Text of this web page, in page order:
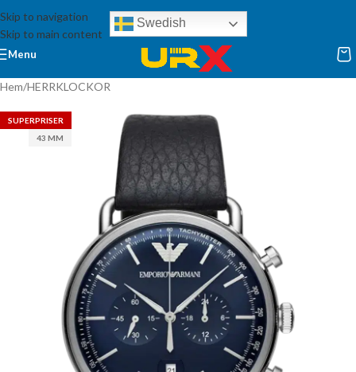
Skip to navigation
Skip to main content
Swedish
Menu
Hem/HERRKLOCKOR
SUPERPRISER
43 MM